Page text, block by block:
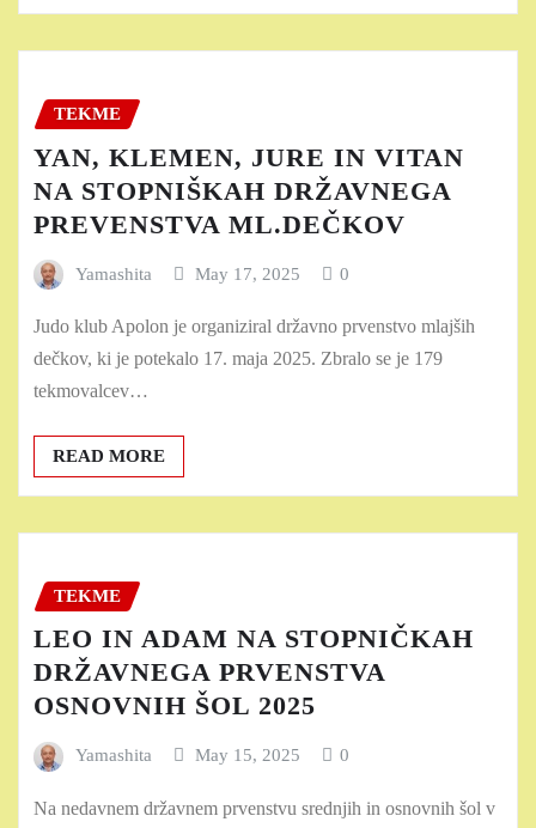
TEKME
YAN, KLEMEN, JURE IN VITAN
NA STOPNIŠKAH DRŽAVNEGA
PREVENSTVA ML.DEČKOV
Yamashita May 17, 2025 0
Judo klub Apolon je organiziral državno prvenstvo mlajših
dečkov, ki je potekalo 17. maja 2025. Zbralo se je 179
tekmovalcev…
READ MORE
TEKME
LEO IN ADAM NA STOPNIČKAH
DRŽAVNEGA PRVENSTVA
OSNOVNIH ŠOL 2025
Yamashita May 15, 2025 0
Na nedavnem državnem prvenstvu srednjih in osnovnih šol v